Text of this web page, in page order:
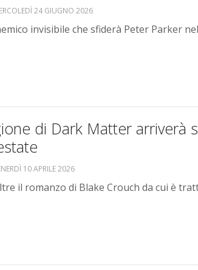
24 GIUGNO 2026
invisibile che sfiderà Peter Parker nel
di Dark Matter arriverà
10 APRILE 2026
il romanzo di Blake Crouch da cui è